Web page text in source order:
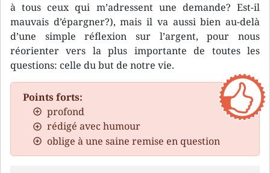
à tous ceux qui m’adressent une demande? Est-il
mauvais d’épargner?), mais il va aussi bien au-delà
d’une simple réflexion sur l’argent, pour nous
réorienter vers la plus importante de toutes les
questions: celle du but de notre vie.
Points forts:
profond
rédigé avec humour
oblige à une saine remise en question